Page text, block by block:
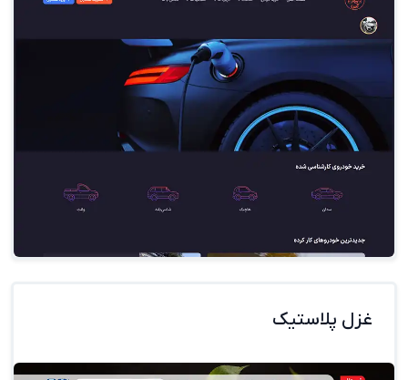
غزل پلاستیک